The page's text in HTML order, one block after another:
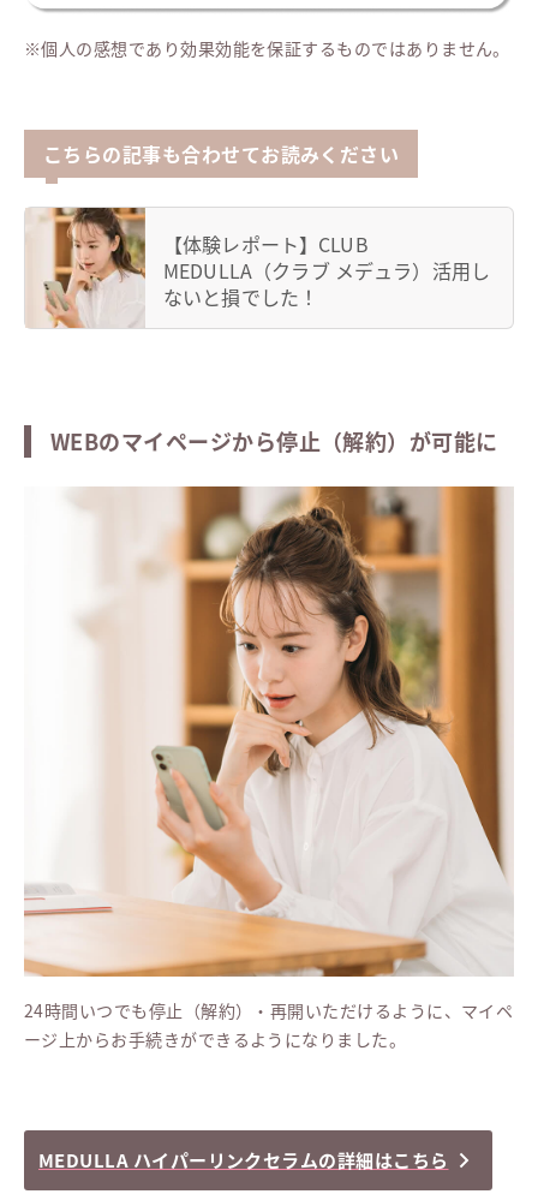
※個人の感想であり効果効能を保証するものではありません。
こちらの記事も合わせてお読みください
【体験レポート】CLUB
MEDULLA（クラブ メデュラ）活用し
ないと損でした！
WEBのマイページから停止（解約）が可能に
24時間いつでも停止（解約）・再開いただけるように、マイペ
ージ上からお手続きができるようになりました。
MEDULLA ハイパーリンクセラムの詳細はこちら